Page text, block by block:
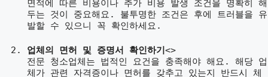
면적에 따른 비용이나 추가 비용 발생 조건을 명확히 해
두는 것이 중요해요. 불투명한 조건은 후에 트러블을 유
발할 수 있으니 꼭 확인하세요.
업체의 면허 및 증명서 확인하기<>
전문 청소업체는 법적인 요건을 충족해야 해요. 해당 업
체가 관련 자격증이나 면허를 갖추고 있는지 반드시 체